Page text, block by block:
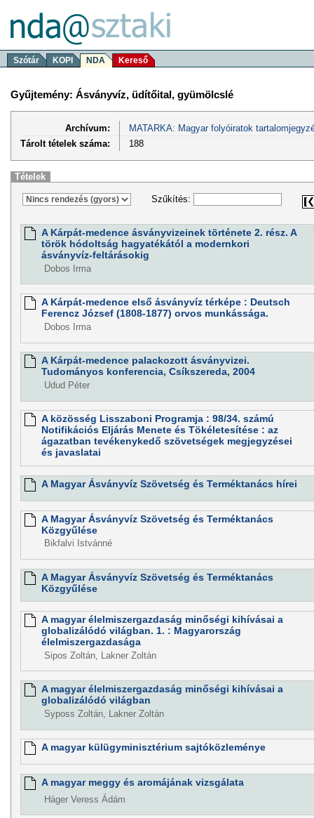
Szótár KOPI NDA Kereső
Gyűjtemény: Ásványvíz, üdítőital, gyümölcslé
Archívum:
MATARKA: Magyar folyóiratok
Tárolt tételek száma:
188
Tételek
Szűkítés:
A Kárpát-medence ásványvizeinek története 2. rész. A
török hódoltság hagyatékától a modernkori
ásványvíz-feltárásokig
Dobos Irma
A Kárpát-medence első ásványvíz térképe : Deutsch
Ferencz József (1808-1877) orvos munkássága.
Dobos Irma
A Kárpát-medence palackozott ásványvizei.
Tudományos konferencia, Csíkszereda, 2004
Udud Péter
A közösség Lisszaboni Programja : 98/34. számú
Notifikációs Eljárás Menete és Tökéletesítése : az
ágazatban tevékenykedő szövetségek megjegyzései
és javaslatai
A Magyar Ásványvíz Szövetség és Terméktanács hírei
A Magyar Ásványvíz Szövetség és Terméktanács
Közgyűlése
Bikfalvi Istvánné
A Magyar Ásványvíz Szövetség és Terméktanács
Közgyűlése
A magyar élelmiszergazdaság minőségi kihívásai a
globalizálódó világban. 1. : Magyarország
élelmiszergazdasága
Sipos Zoltán, Lakner Zoltán
A magyar élelmiszergazdaság minőségi kihívásai a
globalizálódó világban
Syposs Zoltán, Lakner Zoltán
A magyar külügyminisztérium sajtóközleménye
A magyar meggy és aromájának vizsgálata
Háger Veress Ádám